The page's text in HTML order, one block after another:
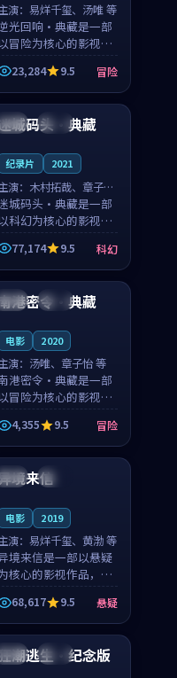
演： 易烊千玺、汤唯 等
光回响·典藏是一部
冒险为核心的影视作
，围绕危机、反转与
物成长展开，整体节
紧凑，值得推荐观
看。
23,284 9.5 冒险
美国 完结
城码头·典藏
纪录片 2021
演： 木村拓哉、章子怡
城码头·典藏是一部
科幻为核心的影视作
，围绕危机、反转与
物成长展开，整体节
紧凑，值得推荐观
看。
77,174 9.5 科幻
中国 热播
港密令·典藏
电影 2020
演： 汤唯、章子怡 等
港密令·典藏是一部
冒险为核心的影视作
，围绕危机、反转与
物成长展开，整体节
紧凑，值得推荐观
看。
4,355 9.5 冒险
中国 完结
境来信
电影 2019
演： 易烊千玺、黄渤 等
境来信是一部以悬疑
核心的影视作品，围
危机、反转与人物成
展开，整体节奏紧
，值得推荐观看。
68,617 9.5 悬疑
法国 热播
潮逃生·纪念版